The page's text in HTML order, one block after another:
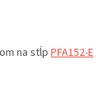
na stĺp PFA152-E